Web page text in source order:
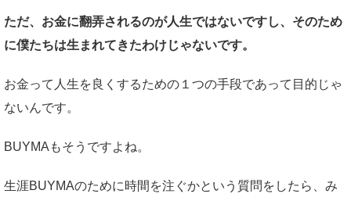
ただ、お金に翻弄されるのが人生ではないですし、そのため
に僕たちは生まれてきたわけじゃないです。
お金って人生を良くするための１つの手段であって目的じゃ
ないんです。
BUYMAもそうですよね。
生涯BUYMAのために時間を注ぐかという質問をしたら、み